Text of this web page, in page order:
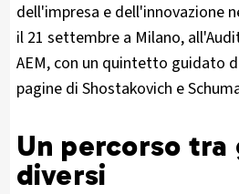
dell'impresa e dell'innovazione
il 21 settembre a Milano,
AEM, con un quintetto guidato
pagine di Shostakovich e
Un percorso tra
diversi